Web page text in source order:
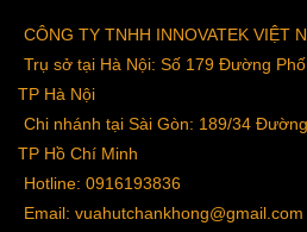
CÔNG TY TNHH INNOVATEK VIỆT
Trụ sở tại Hà Nội: Số 179 Đường
TP Hà Nội
Chi nhánh tại Sài Gòn: 189/34
TP Hồ Chí Minh
Hotline: 0916193836
Email: vuahutchankhong@gmail.com